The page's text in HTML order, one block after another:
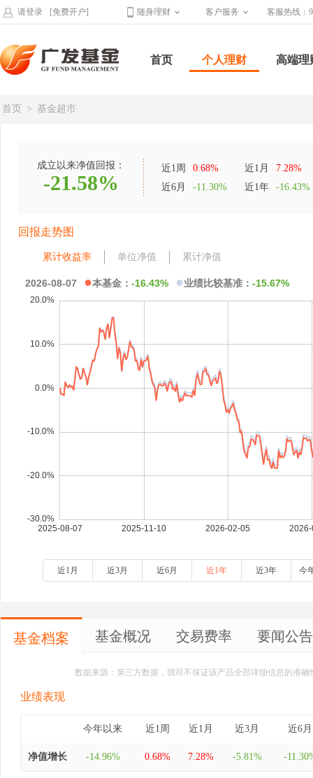
请登录 [免费开户] 随身理财 客户服务 客服热线：
首页 个人理财 高端理
首页 > 基金超市
成立以来净值回报：
-21.58%
近1周 0.68% 近1月
7.28%
近6月
-11.30% 近1年 -16.43%
回报走势图
累计收益率 单位净值 累计净值
2026-08-07 ●本基金： -16.43% ●业绩比较基准： -15.67%
近1月 近3月 近6月 近1年 近3年 今
基金档案 基金概况 交易费率 要闻公告
数据来源：第三方数据，我司不保证该产品全部详细信息的准
业绩表现
今年以来 近1周 近1月 近3月 近6月
净值增长 -14.96% 0.68% 7.28% -5.81% -